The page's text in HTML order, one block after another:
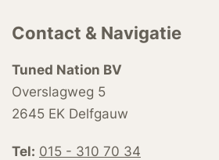
Contact & Navigatie
Tuned Nation BV
Overslagweg 5
2645 EK Delfgauw
Tel: 015 - 310 70 34